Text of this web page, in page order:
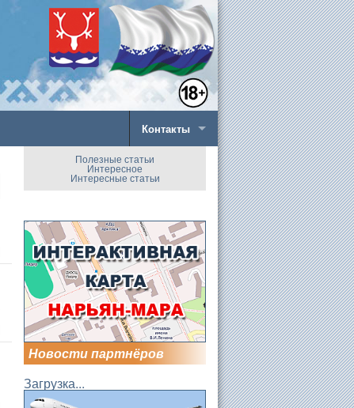
Контакты
Полезные статьи
Интересное
Интересные статьи
Новости партнёров
Загрузка...